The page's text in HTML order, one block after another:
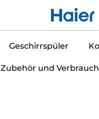
Geschirrspüler
Zubehör und